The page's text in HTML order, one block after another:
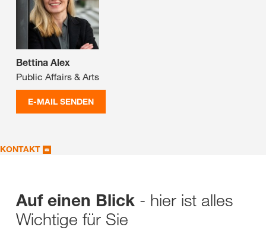
Bettina Alex
Public Affairs & Arts
E-MAIL SENDEN
KONTAKT
Auf einen Blick - hier ist alles
Wichtige für Sie